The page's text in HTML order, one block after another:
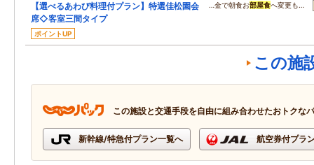
【選べるあわび料理付プラン】特選佳松園会
席◇客室三間タイプ
ポイントUP
…金で朝食お部屋食へ変更も…
この施
この施設と交通手段を自由に組み合わせたおトクな
新幹線/特急付プラン一覧へ 航空券付プラ